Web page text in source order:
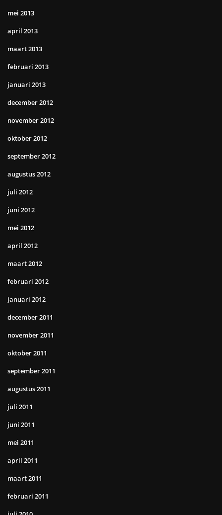
mei 2013
april 2013
maart 2013
februari 2013
januari 2013
december 2012
november 2012
oktober 2012
september 2012
augustus 2012
juli 2012
juni 2012
mei 2012
april 2012
maart 2012
februari 2012
januari 2012
december 2011
november 2011
oktober 2011
september 2011
augustus 2011
juli 2011
juni 2011
mei 2011
april 2011
maart 2011
februari 2011